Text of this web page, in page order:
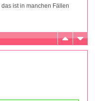
ist in manchen Fällen